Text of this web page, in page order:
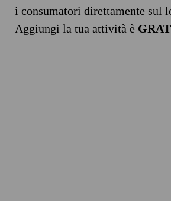
i consumatori direttamente sul
Aggiungi la tua attività è